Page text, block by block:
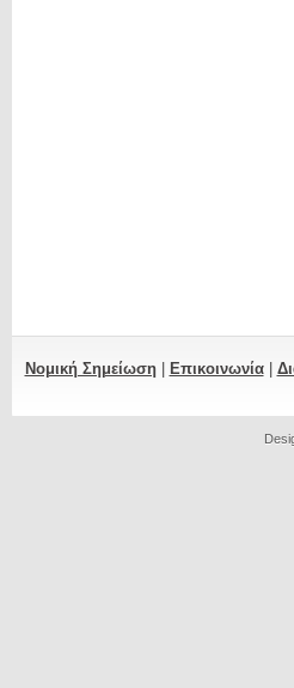
Νομική Σημείωση| Επικοινωνία|